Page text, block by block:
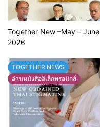
Together New –May – June
2026
TOGETHER NEWS
อ่านหนังสืออิเล็กทรอนิกส์